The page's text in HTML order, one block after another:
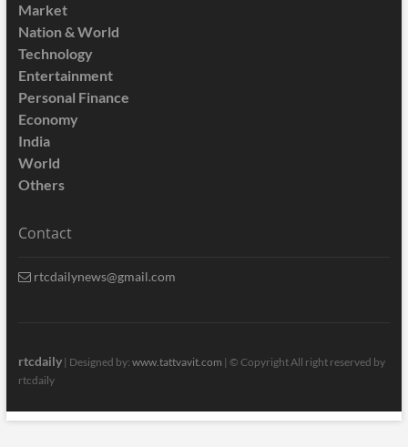
Market
Nation & World
Technology
Entertainment
Personal Finance
Economy
India
World
Others
Contact
rtcdailynews@gmail.com
rtcdaily| Designed by: www.tattvavit.com | © Copyright All right reserved by
rtcdaily